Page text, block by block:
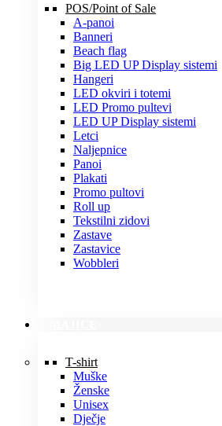
POS/Point of Sale
A-panoi
Banneri
Beach flag
Big LED UP Display sistemi
Hangeri
LED okviri i totemi
LED Promo pultevi
LED UP Display sistemi
Letci
Naljepnice
Panoi
Plakati
Promo pultovi
Roll up
Tekstilni zidovi
Zastave
Zastavice
Wobbleri
T-shirt
Muške
Ženske
Unisex
Dječje